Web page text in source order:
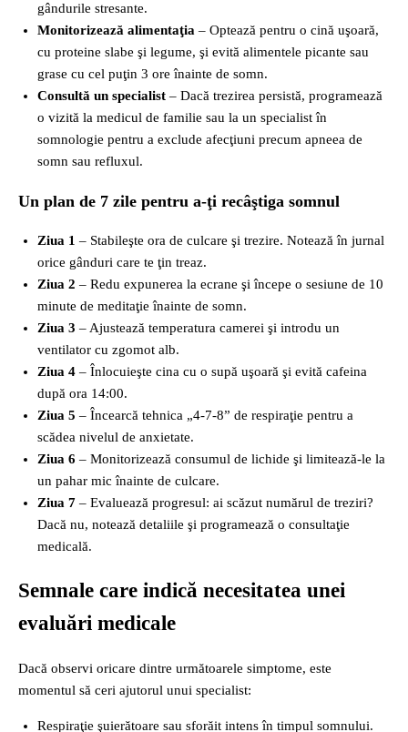
gândurile stresante.
Monitorizează alimentaţia – Optează pentru o cină uşoară,
cu proteine slabe şi legume, şi evită alimentele picante sau
grase cu cel puţin 3 ore înainte de somn.
Consultă un specialist – Dacă trezirea persistă, programează
o vizită la medicul de familie sau la un specialist în
somnologie pentru a exclude afecţiuni precum apneea de
somn sau refluxul.
Un plan de 7 zile pentru a‑ţi recâştiga somnul
Ziua 1 – Stabileşte ora de culcare şi trezire. Notează în jurnal
orice gânduri care te ţin treaz.
Ziua 2 – Redu expunerea la ecrane şi începe o sesiune de 10
minute de meditaţie înainte de somn.
Ziua 3 – Ajustează temperatura camerei şi introdu un
ventilator cu zgomot alb.
Ziua 4 – Înlocuieşte cina cu o supă uşoară şi evită cafeina
după ora 14:00.
Ziua 5 – Încearcă tehnica „4‑7‑8” de respiraţie pentru a
scădea nivelul de anxietate.
Ziua 6 – Monitorizează consumul de lichide şi limitează‑le la
un pahar mic înainte de culcare.
Ziua 7 – Evaluează progresul: ai scăzut numărul de treziri?
Dacă nu, notează detaliile şi programează o consultaţie
medicală.
Semnale care indică necesitatea unei
evaluări medicale
Dacă observi oricare dintre următoarele simptome, este
momentul să ceri ajutorul unui specialist:
Respiraţie şuierătoare sau sforăit intens în timpul somnului.